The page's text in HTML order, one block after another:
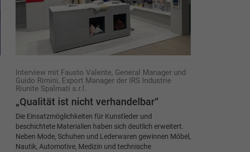
Interview mit Fausto Valente, General Manager und
Guido Rimini, Export Manager der IRS Industrie
Riunite Spalmati s.r.l.
„Qualität ist nicht verhandelbar“
Die Einsatzmöglichkeiten für Kunstleder und
beschichtete Materialien haben sich deutlich erweitert.
Neben Mode, Schuhen und Lederwaren gewinnen Möbel,
Nautik, Automotive, Medizin und technische